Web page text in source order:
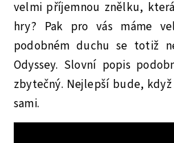
velmi příjemnou znělku,
hry? Pak pro vás máme
podobném duchu se totiž
Odyssey. Slovní popis
zbytečný. Nejlepší bude,
sami.